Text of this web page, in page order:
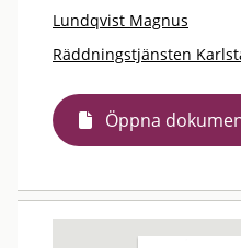
Lundqvist Magnus
Räddningstjänsten
Öppna